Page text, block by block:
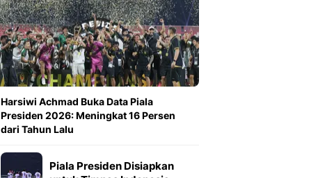
Harsiwi Achmad Buka Data Piala
Presiden 2026: Meningkat 16 Persen
dari Tahun Lalu
Piala Presiden Disiapkan